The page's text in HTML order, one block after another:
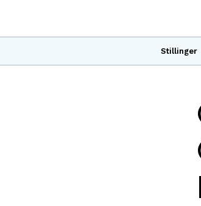
Stillinger